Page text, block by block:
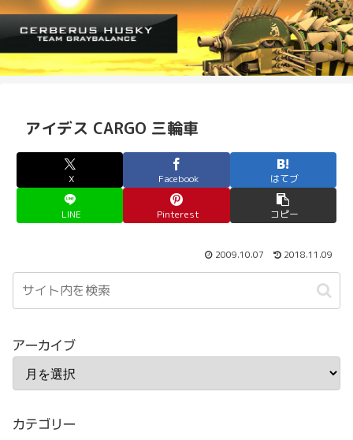
アイデス CARGO 三輪車
X Facebook はてブ
LINE Pinterest コピー
2009.10.07 2018.11.09
アーカイブ
カテゴリー